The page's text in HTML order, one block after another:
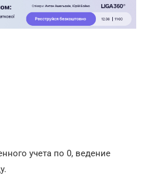
учета по 0, ведение